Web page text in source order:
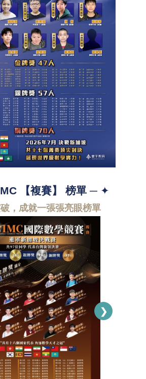
【複賽】 榜單─ ✦
，成就一張張亮眼榜單
❯